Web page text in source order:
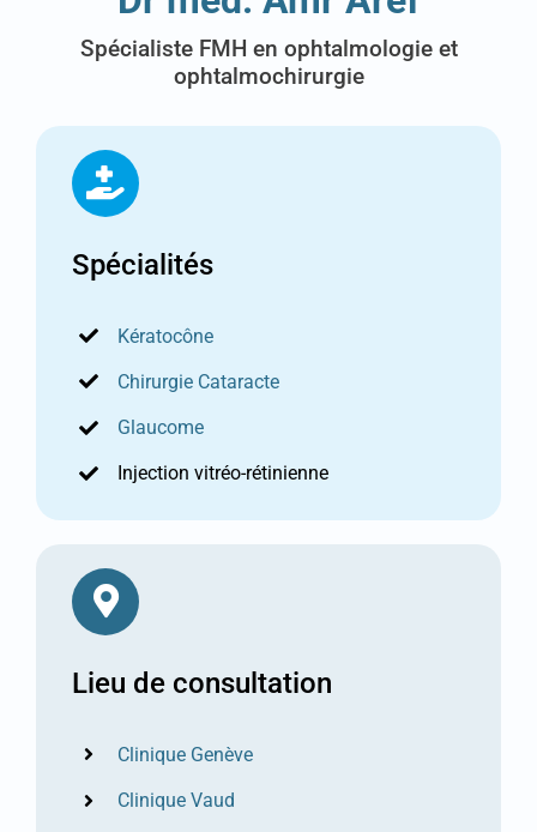
Spécialiste FMH en ophtalmologie et
ophtalmochirurgie
Spécialités
Kératocône
Chirurgie Cataracte
Glaucome
Injection vitréo-rétinienne
Lieu de consultation
Clinique Genève
Clinique Vaud